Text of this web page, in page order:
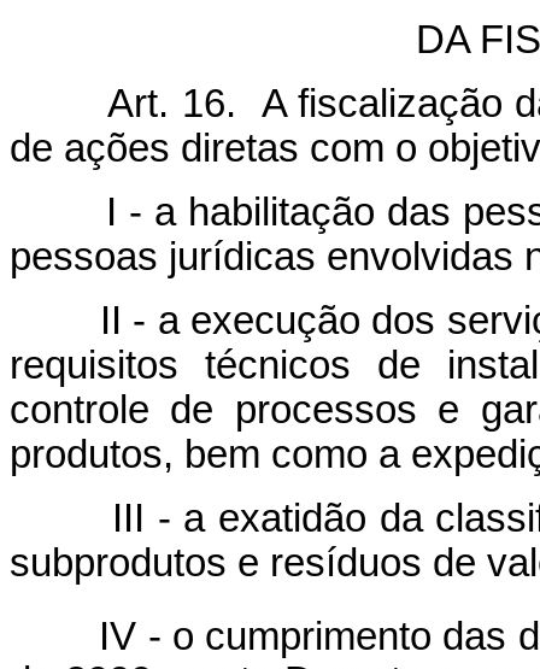
DA
Art. 16. A fiscalização da
de ações diretas com o
I - a habilitação das
pessoas jurídicas envolvidas
II - a execução dos
requisitos técnicos de
controle de processos e
produtos, bem como a
III - a exatidão da
subprodutos e resíduos de
IV - o cumprimento das